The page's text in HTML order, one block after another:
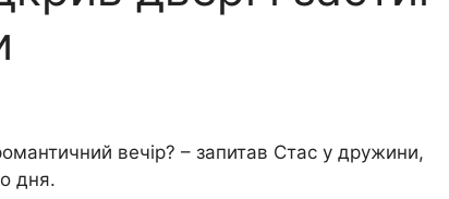
вечір? – запитав Стас у дружини,
дня.